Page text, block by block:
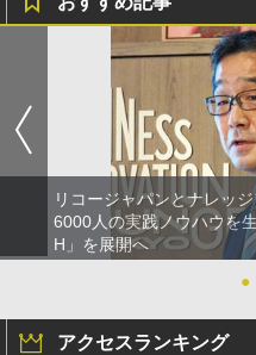
リコージャパンとナレッ
6000人の実践ノウハウを
H」を展開へ
●
アクセスランキング